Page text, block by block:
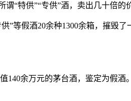
“特供”“专供”酒，卖出几十倍的
”等假酒20余种1300余箱，摧毁
140余万元的茅台酒，鉴定为假